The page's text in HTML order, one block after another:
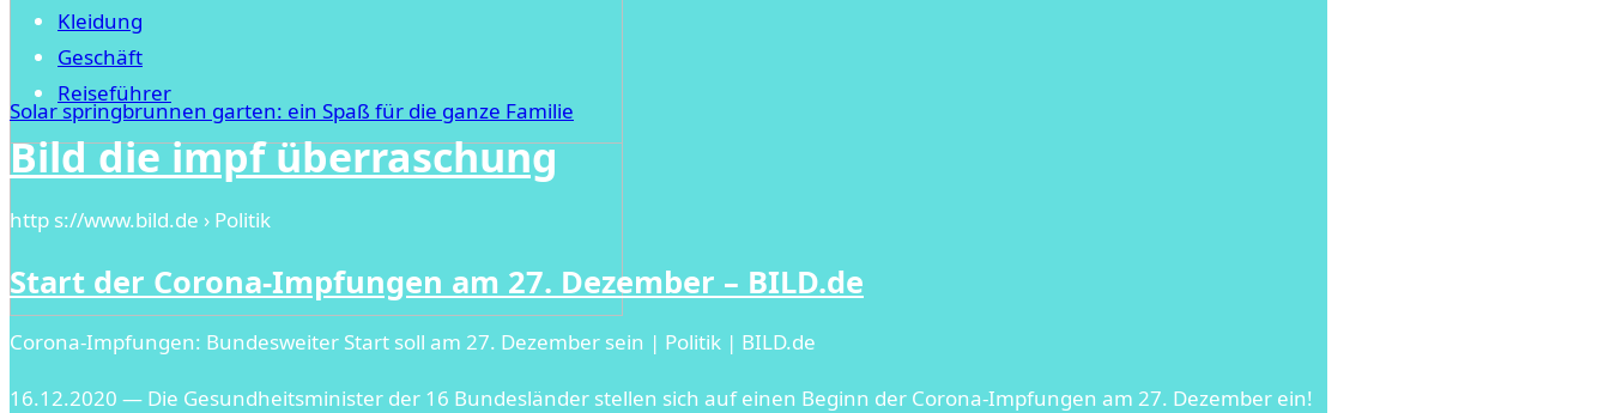
Solar springbrunnen garten: ein Spaß für die ganze Familie
Kleidung
Geschäft
Reiseführer
Bild die impf überraschung
http s://www.bild.de › Politik
Start der Corona-Impfungen am 27. Dezember – BILD.de
Corona-Impfungen: Bundesweiter Start soll am 27. Dezember sein | Politik | BILD.de
16.12.2020 — Die Gesundheitsminister der 16 Bundesländer stellen sich auf einen Beginn der Corona-Impfungen am 27. Dezember ein!